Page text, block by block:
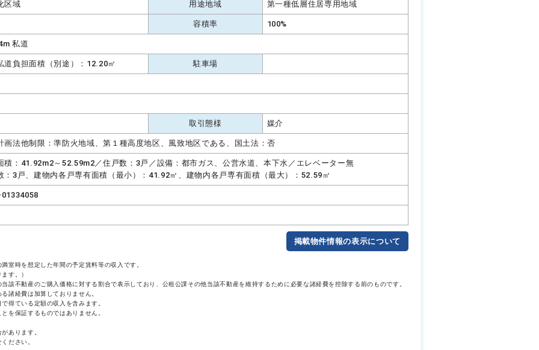
区域 用途地域 第一種低層住居専用地域
容積率 100%
私道
道負担面積（別途）：12.20㎡ 駐車場
取引態様 媒介
画法他制限：準防火地域、第１種高度地区、風致地区である、国土法：否
積：41.92m2～52.59m2／住戸数：3戸／設備：都市ガス、公営水道、本下水／エレベーター無
：3戸、建物内各戸専有面積（最小）：41.92㎡、建物内各戸専有面積（最大）：52.59㎡
掲載物件情報の表示について
室時を想定した年間の予定賃料等の収入です。
す。）
該不動産のご購入価格に対する割合で表示しており、公租公課その他当該不動産を維持するために必要な諸経費を控除する前のものです。
諸経費は加算しておりません。
得ている定額の収入を含みます。
を保証するものではありません。
あります。
ださい。